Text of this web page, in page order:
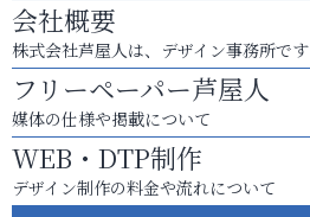
会社概要
株式会社芦屋人は、デザイン事務所です
フリーペーパー芦屋人
媒体の仕様や掲載について
WEB・DTP制作
デザイン制作の料金や流れについて